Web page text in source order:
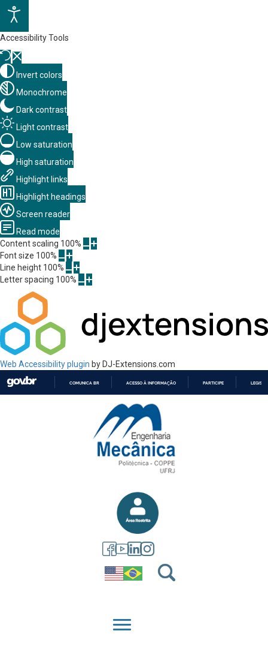
Accessibility Tools
Invert colors
Monochrome
Dark contrast
Light contrast
Low saturation
High saturation
Highlight links
Highlight headings
Screen reader
Read mode
Content scaling 100%
Font size 100%
Line height 100%
Letter spacing 100%
Web Accessibility plugin by DJ-Extensions.com
PARA
CONTEÚDO
COMUNICA BR ACESSO À INFORMAÇÃO PARTICIPE
QUEM SOMOS